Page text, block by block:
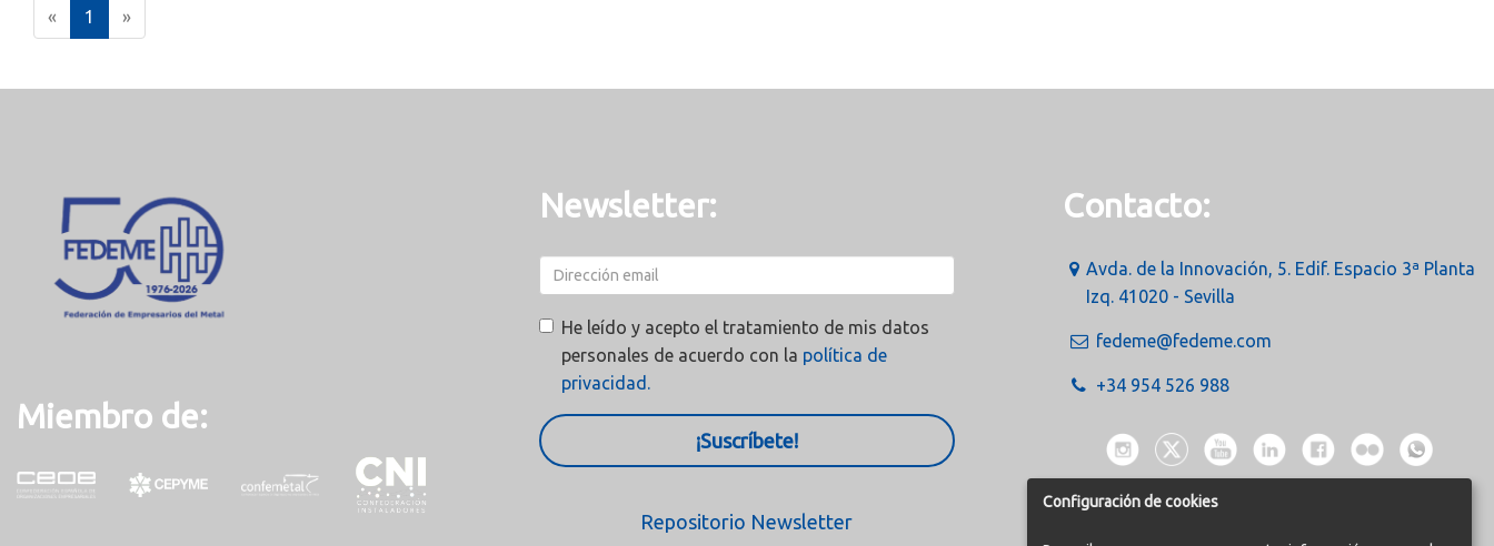
« 1
c
t
)
»
Miembro de:
Newsletter:
He leído y acepto el tratamiento de mis datos
personales de acuerdo con la política de
privacidad.
¡Suscríbete!
Repositorio Newsletter
Contacto:
Avda. de la Innovación, 5. Edif. Espacio 3ª Planta
Izq. 41020 - Sevilla
fedeme@fedeme.com
+34 954 526 988
Configuración de cookies